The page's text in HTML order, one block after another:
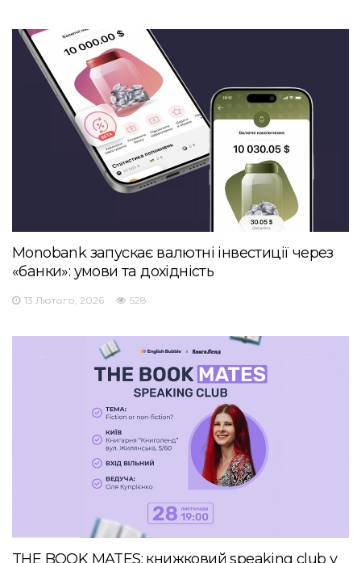
Monobank запускає валютні інвестиції через
«банки»: умови та дохідність
13 Лютого, 2026 528
THE BOOK MATES: книжковий speaking club у